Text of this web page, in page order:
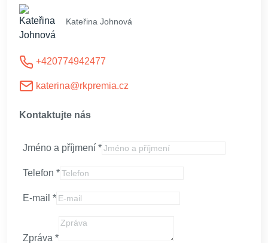
Kateřina Johnová
+420774942477
katerina@rkpremia.cz
Kontaktujte nás
Jméno a příjmení *
Telefon *
E-mail *
Zpráva *